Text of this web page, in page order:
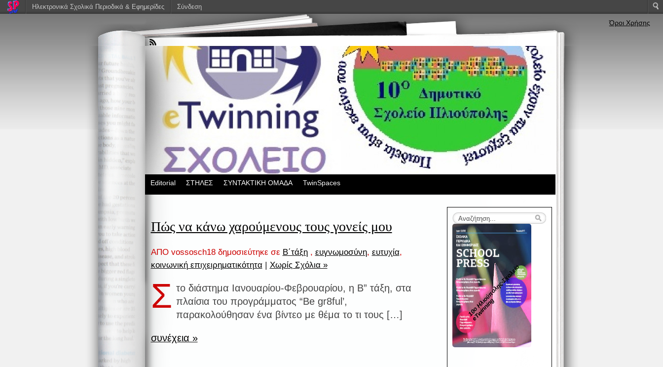
Editorial ΣΤΗΛΕΣ ΣΥΝΤΑΚΤΙΚΗ ΟΜΑΔΑ TwinSpaces
Πώς να κάνω χαρούμενους τους γονείς μου
ΑΠΟ vossosch18 δημοσιεύτηκε σε Β΄τάξη, ευγνωμοσύνη, ευτυχία,
κοινωνική επιχειρηματικότητα
Χωρίς Σχόλια »
Σ το διάστημα Ιανουαρίου-Φεβρουαρίου, η Β” τάξη, στα
πλαίσια του προγράμματος “Be gr8ful’,
παρακολούθησαν ένα βίντεο με θέμα το τι τους […]
συνέχεια »
1
0
ο
Η
λ
ι
ο
ύ
π
ο
λ
η
ς
-
Σ
χ
ο
λ
ε
ί
ο
e
T
w
i
n
n
i
n
g
Όροι Χρήσης
Ηλεκτρονικά Σχολικά Περιοδικά & Εφημερίδες Σύνδεση